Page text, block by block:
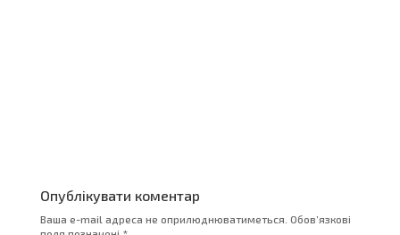
Опублікувати коментар
Ваша e-mail адреса не оприлюднюватиметься. Обов’язкові